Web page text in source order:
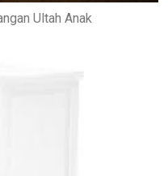
Ultah Anak